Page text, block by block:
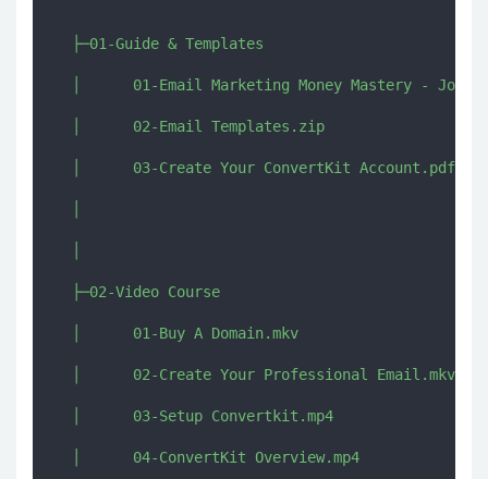
  ├─01-Guide & Templates
│      01-Email Marketing Money Mastery - Jose
  │      02-Email Templates.zip
  │      03-Create Your ConvertKit Account.pdf
  ├─02-Video Course
  │      01-Buy A Domain.mkv
  │      02-Create Your Professional Email.mkv
  │      03-Setup Convertkit.mp4
  │      04-ConvertKit Overview.mp4